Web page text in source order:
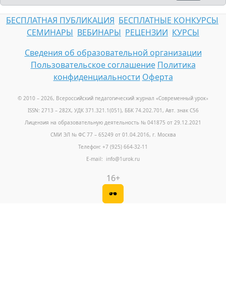
БЕСПЛАТНАЯ ПУБЛИКАЦИЯ БЕСПЛАТНЫЕ КОНКУРСЫ
СЕМИНАРЫ ВЕБИНАРЫ РЕЦЕНЗИИ КУРСЫ
Сведения об образовательной организации
Пользовательское соглашение Политика
конфиденциальности Оферта
© 2010 – 2026, Всероссийский педагогический журнал «Современный урок»
ISSN: 2713 – 282X, УДК 371.321.1(051), ББК 74.202.701, Авт. знак С56
Лицензия на образовательную деятельность № 041875 от 29.12.2021
СМИ ЭЛ № ФС 77 – 65249 от 01.04.2016, г. Москва
Телефон: +7 (925) 664-32-11
E-mail: info@1urok.ru
16+